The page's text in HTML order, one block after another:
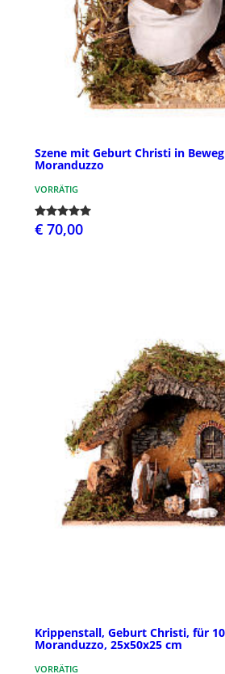
Szene mit Geburt Christi in
Moranduzzo
VORRÄTIG
€ 70,00
Krippenstall, Geburt Christi, für
Moranduzzo, 25x50x25 cm
VORRÄTIG